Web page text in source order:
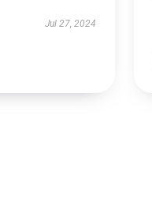
Jul 27, 2024